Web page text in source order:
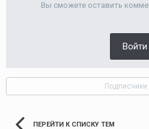
Вы сможете оставить
Войти
Подписчики
ПЕРЕЙТИ К СПИСКУ ТЕМ